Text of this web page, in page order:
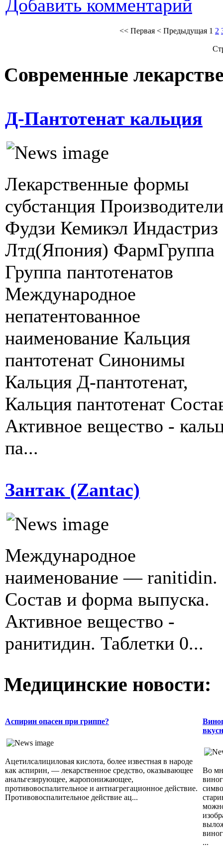
Добавить комментарий
<< Первая < Предыдущая 1 2
Современные
Д-Пантотенат кальция
Лекарственные формы
субстанция Производители
Фудзи Кемикэл Индастриз
Лтд(Япония) ФармГруппа
Группа пантотенатов
Международное
непатентованное
наименование Кальция
пантотенат Синонимы
Кальция Д-пантотенат,
Кальция пантотенат
Активное вещество -
па...
Зантак (Zantac)
Международное
наименование — ranitidin.
Состав и форма выпуска.
Активное вещество -
ранитидин. Таблетки 0...
Медицинские новости:
Аспирин опасен при гриппе?
Ацетилсалициловая кислота, более известная в народе
как аспирин, — лекарственное средство, оказывающее
анальгезирующее, жаропонижающее,
противовоспалительное и антиагрегационное действие.
Противовоспалительное действие ац...
Во
...